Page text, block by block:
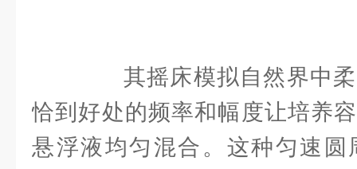
其摇床模拟自然界中柔
恰到好处的频率和幅度让培养
悬浮液均匀混合。这种匀速圆